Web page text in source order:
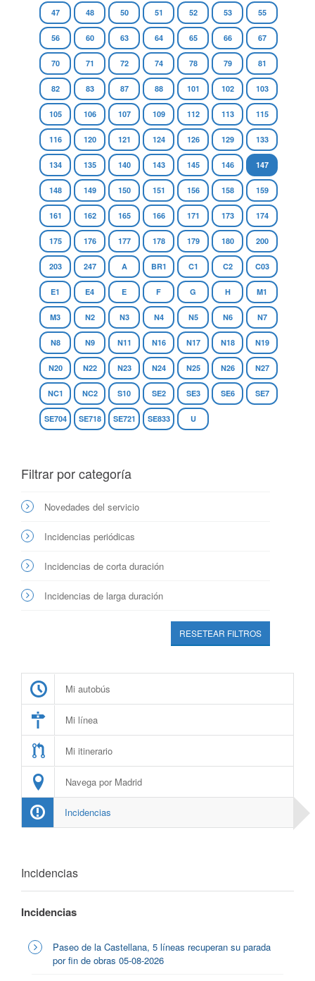
47 48 50 51 52 53 55
56 60 63 64 65 66 67
70 71 72 74 78 79 81
82 83 87 88 101 102 103
105 106 107 109 112 113 115
116 120 121 124 126 129 133
134 135 140 143 145 146 147
148 149 150 151 156 158 159
161 162 165 166 171 173 174
175 176 177 178 179 180 200
203 247 A BR1 C1 C2 C03
E1 E4 E F G H M1
M3 N2 N3 N4 N5 N6 N7
N8 N9 N11 N16 N17 N18 N19
N20 N22 N23 N24 N25 N26 N27
NC1 NC2 S10 SE2 SE3 SE6 SE7
SE704 SE718 SE721 SE833 U
Filtrar por categoría
Novedades del servicio
Incidencias periódicas
Incidencias de corta duración
Incidencias de larga duración
RESETEAR FILTROS
Mi autobús
Mi línea
Mi itinerario
Navega por Madrid
Incidencias
Incidencias
Incidencias
Paseo de la Castellana, 5 líneas recuperan su parada
por fin de obras 05-08-2026